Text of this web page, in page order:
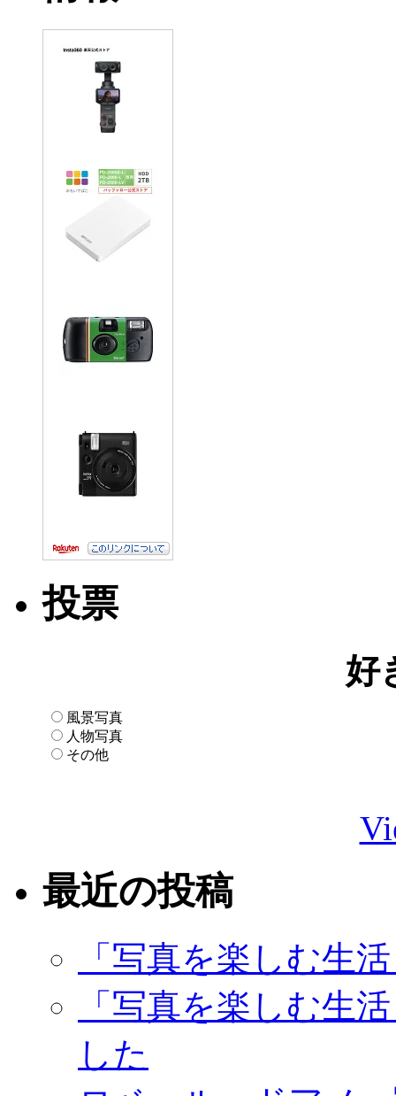
投票
好
風景写真
人物写真
その他
最近の投稿
「写真を楽しむ生
「写真を楽しむ生
した